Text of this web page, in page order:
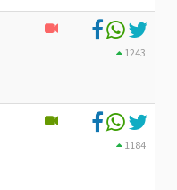
1243
1184